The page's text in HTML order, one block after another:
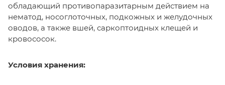
обладающий противопаразитарным действием на
нематод, носоглоточных, подкожных и желудочных
оводов, а также вшей, саркоптоидных клещей и
кровососок.
Условия хранения: